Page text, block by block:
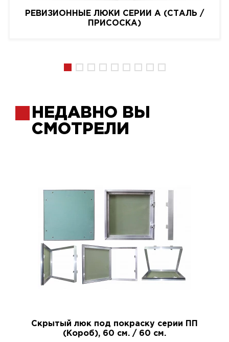
РЕВИЗИОННЫЕ ЛЮКИ СЕРИИ A (СТАЛЬ /
ПРИСОСКА)
НЕДАВНО ВЫ
СМОТРЕЛИ
Скрытый люк под покраску серии ПП
(Короб), 60 см. / 60 см.